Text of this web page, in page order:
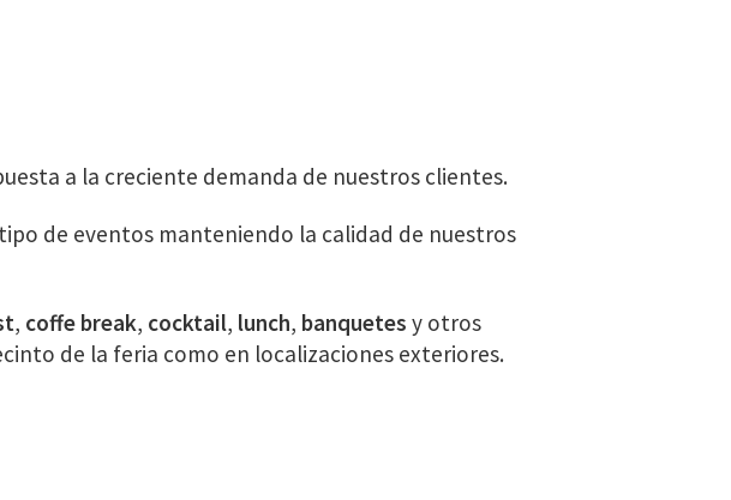
a la creciente demanda de nuestros clientes.
de eventos manteniendo la calidad de nuestros
, coffe break, cocktail, lunch, banquetes y otros
de la feria como en localizaciones exteriores.